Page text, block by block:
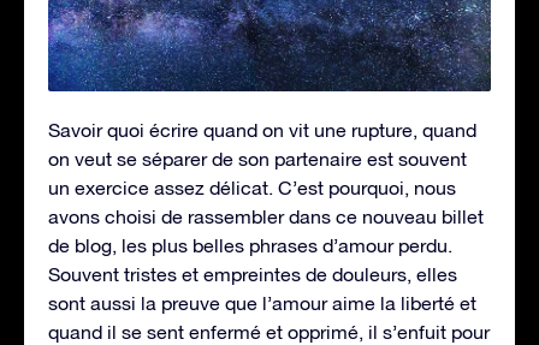
Savoir quoi écrire quand on vit une rupture, quand
on veut se séparer de son partenaire est souvent
un exercice assez délicat. C’est pourquoi, nous
avons choisi de rassembler dans ce nouveau billet
de blog, les plus belles phrases d’amour perdu.
Souvent tristes et empreintes de douleurs, elles
sont aussi la preuve que l’amour aime la liberté et
quand il se sent enfermé et opprimé, il s’enfuit pour